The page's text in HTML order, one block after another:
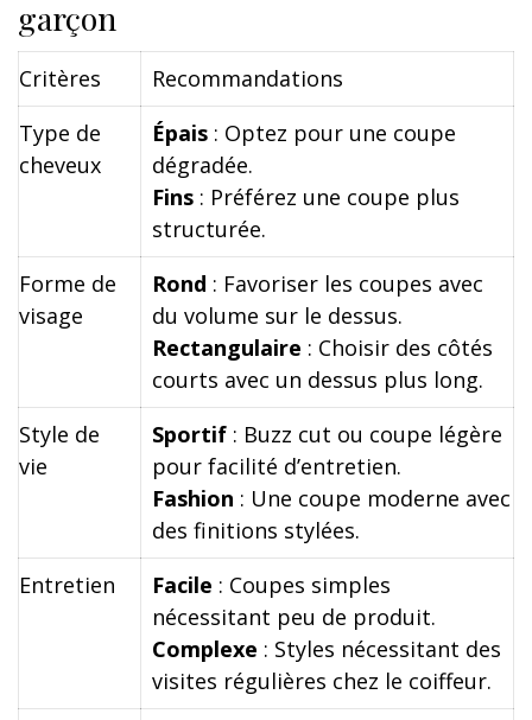
garçon
Critères
Recommandations
Type de
cheveux
Épais : Optez pour une coupe
dégradée.
Fins : Préférez une coupe plus
structurée.
Forme de
visage
Rond : Favoriser les coupes avec
du volume sur le dessus.
Rectangulaire : Choisir des côtés
courts avec un dessus plus long.
Style de
vie
Sportif : Buzz cut ou coupe légère
pour facilité d’entretien.
Fashion : Une coupe moderne avec
des finitions stylées.
Entretien
Facile : Coupes simples
nécessitant peu de produit.
Complexe : Styles nécessitant des
visites régulières chez le coiffeur.